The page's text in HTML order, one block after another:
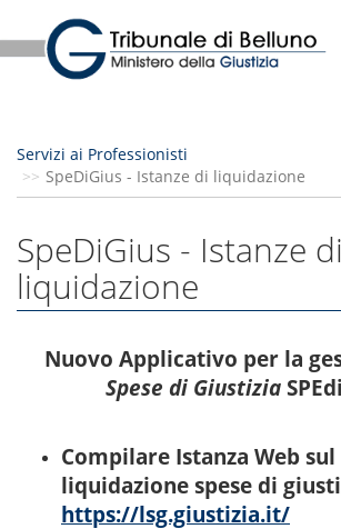
Servizi ai Professionisti
SpeDiGius - Istanze di liquidazione
SpeDiGius - Istanze di
liquidazione
Nuovo Applicativo per la
Spese di Giustizia
Compilare Istanza Web
liquidazione spese di
https://lsg.giustizia.it/